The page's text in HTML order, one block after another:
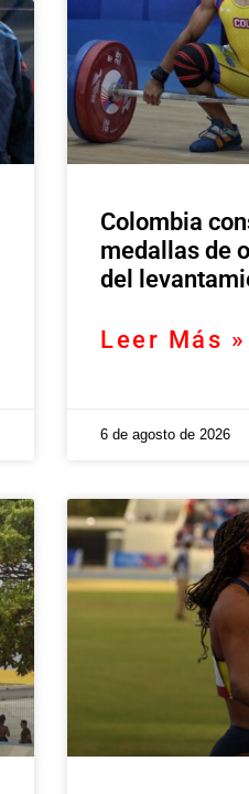
Colombia
medallas de
del
Leer Más »
6 de agosto de 2026